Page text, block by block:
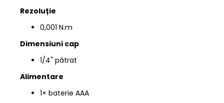
Rezoluție
0,001 N.m
Dimensiuni cap
1/4" pătrat
Alimentare
1× baterie AAA